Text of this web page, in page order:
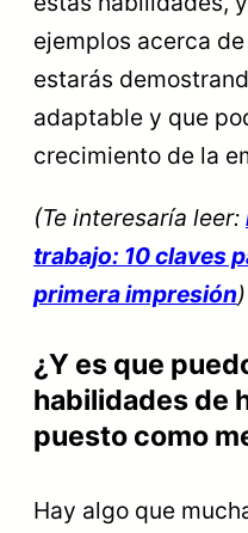
ejemplos acerca
estarás
adaptable y que
crecimiento de la
(Te interesaría leer:
trabajo: 10 claves
primera impresión)
¿Y es que
habilidades de
puesto como
Hay algo que